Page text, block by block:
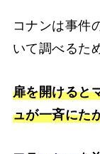
コナンは事件
いて調べるた
扉を開けると
ュが一斉にた